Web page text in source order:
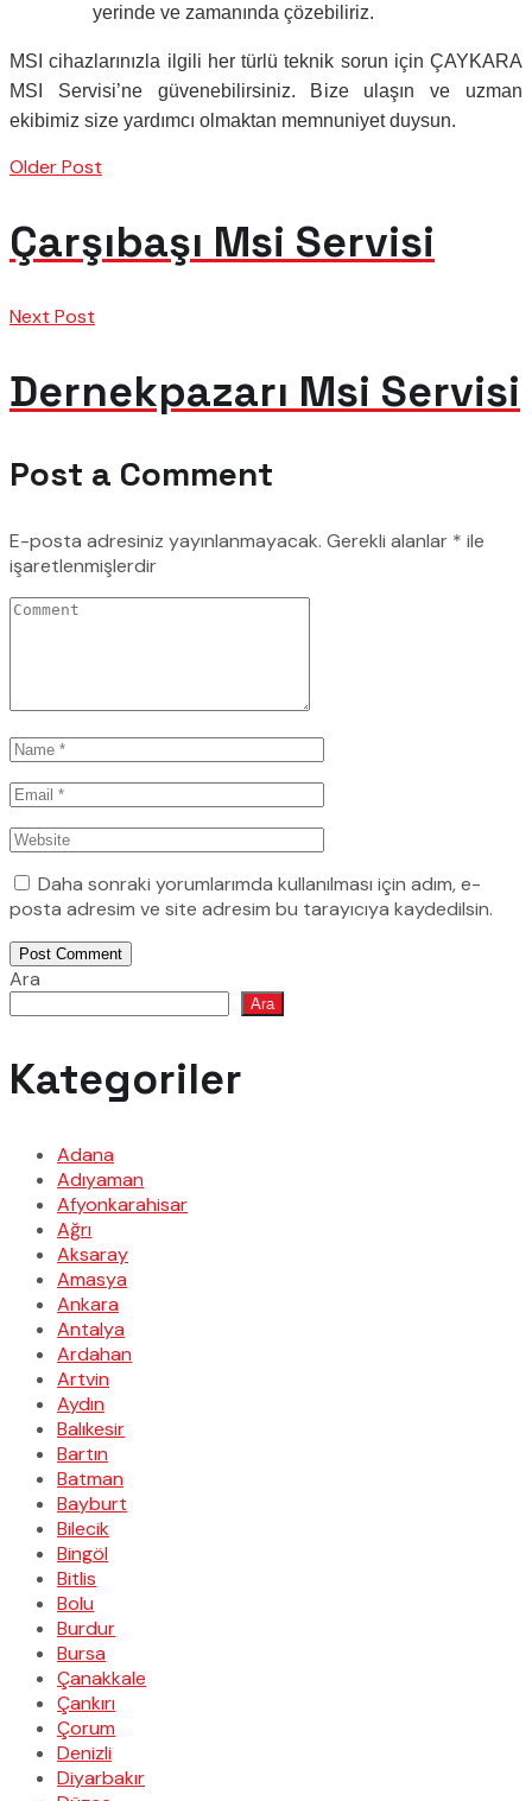
yerinde ve zamanında çözebiliriz.
MSI cihazlarınızla ilgili her türlü teknik sorun için ÇAYKARA
MSI Servisi’ne güvenebilirsiniz. Bize ulaşın ve uzman
ekibimiz size yardımcı olmaktan memnuniyet duysun.
Older Post
Çarşıbaşı Msi Servisi
Next Post
Dernekpazarı Msi Servisi
Post a Comment
E-posta adresiniz yayınlanmayacak. Gerekli alanlar * ile
işaretlenmişlerdir
Daha sonraki yorumlarımda kullanılması için adım, e-
posta adresim ve site adresim bu tarayıcıya kaydedilsin.
Post Comment
Ara
Ara
Kategoriler
Adana
Adıyaman
Afyonkarahisar
Ağrı
Aksaray
Amasya
Ankara
Antalya
Ardahan
Artvin
Aydın
Balıkesir
Bartın
Batman
Bayburt
Bilecik
Bingöl
Bitlis
Bolu
Burdur
Bursa
Çanakkale
Çankırı
Çorum
Denizli
Diyarbakır